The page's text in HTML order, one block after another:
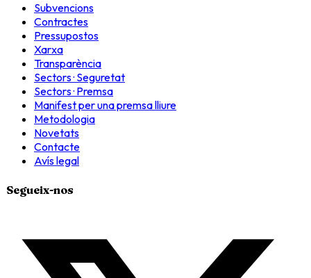
Subvencions
Contractes
Pressupostos
Xarxa
Transparència
Sectors · Seguretat
Sectors · Premsa
Manifest per una premsa lliure
Metodologia
Novetats
Contacte
Avís legal
Segueix-nos